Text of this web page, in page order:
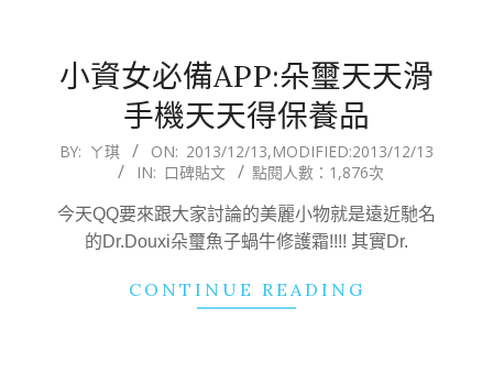
小資女必備APP:朵璽天天滑
手機天天得保養品
2013-
13
BY: ㄚ琪 ON: 2013/12/13,MODIFIED:2013/12/13
IN: 口碑貼文 點閱人數：1,876次
今天QQ要來跟大家討論的美麗小物就是遠近馳名
的Dr.Douxi朵璽魚子蝸牛修護霜!!!! 其實Dr.
CONTINUE READING